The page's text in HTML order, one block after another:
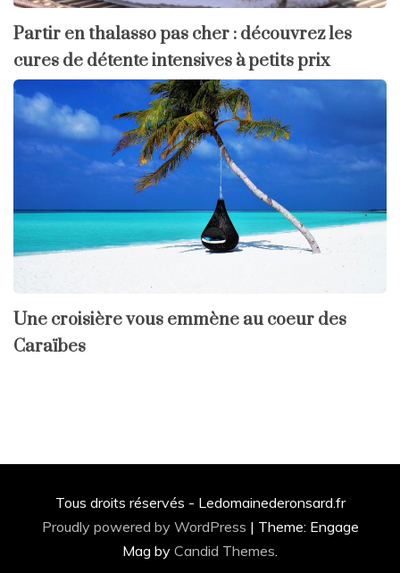
Partir en thalasso pas cher : découvrez les
cures de détente intensives à petits prix
Une croisière vous emmène au coeur des
Caraïbes
Tous droits réservés - Ledomainederonsard.fr
Proudly powered by WordPress | Theme: Engage
Mag by Candid Themes.